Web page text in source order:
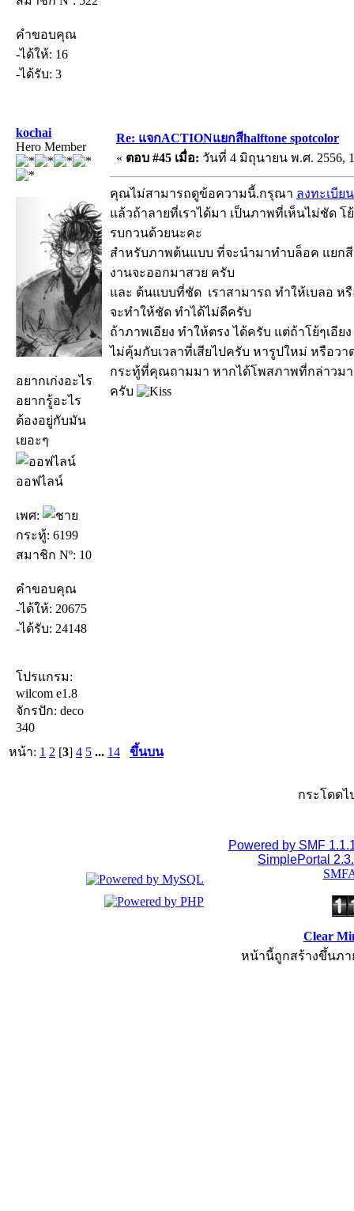
คำขอบคุณ
-ได้ให้: 16
-ได้รับ: 3
kochai
Hero Member
อยากเก่งอะไร
อยากรู้อะไร
ต้องอยู่กับมัน
เยอะๆ
ออฟไลน์
เพศ:
กระทู้: 6199
สมาชิก Nº: 10
คำขอบคุณ
-ได้ให้: 20675
-ได้รับ: 24148
โปรแกรม:
wilcom e1.8
จักรปัก: deco
340
Re: แจกACTIONแยกสีhalftone spotcolor
« ตอบ #45 เมื่อ: วันที่ 4 มิถุนายน พ.ศ. 2556,
คุณไม่สามารถดูข้อความนี้.กรุณา ลงทะเบียน
แล้วถ้าลายที่เราได้มา เป็นภาพที่เห็นไม่ชัด
รบกวนด้วยนะคะ
สำหรับภาพต้นแบบ ที่จะนำมาทำบล็อค แยก
งานจะออกมาสวย ครับ
และ ต้นแบบที่ชัด เราสามารถ ทำให้เบลอ ห
จะทำให้ชัด ทำได้ไม่ดีครับ
ถ้าภาพเอียง ทำให้ตรง ได้ครับ แต่ถ้าโย้ๆเอี
ไม่คุ้มกับเวลาที่เสียไปครับ หารูปใหม่ หรือว
กระทู้ที่คุณถามมา หากได้โพสภาพที่กล่าวมา
ครับ
หน้า: 1 2 [3] 4 5 ... 14 ขึ้นบน
กระโดดไ
Powered by SMF
SimplePortal
Clear
หน้านี้ถูกสร้างขึ้นภา